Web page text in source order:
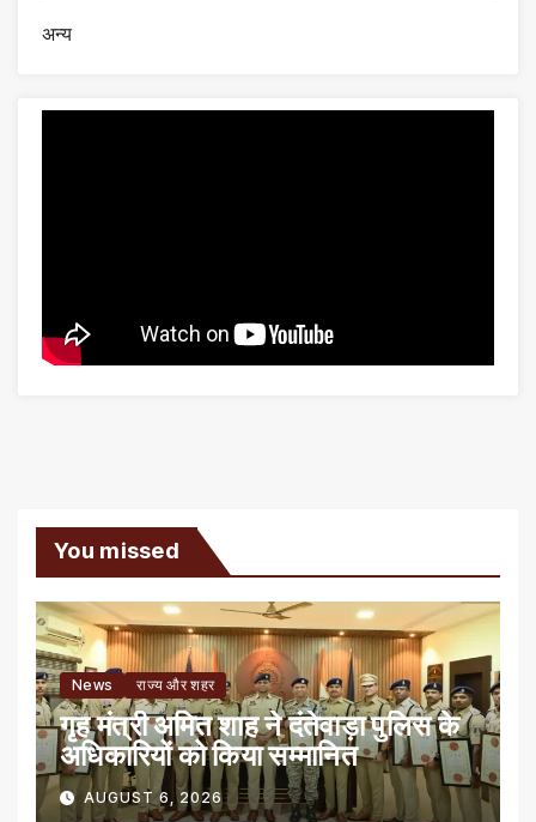
अन्य
You missed
News राज्य और शहर
गृह मंत्री अमित शाह ने दंतेवाड़ा पुलिस के
अधिकारियों को किया सम्मानित
AUGUST 6, 2026